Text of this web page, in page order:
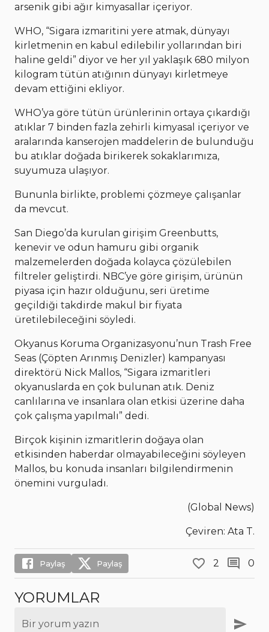
arsenik gibi ağır kimyasallar içeriyor.
WHO, “Sigara izmaritini yere atmak, dünyayı
kirletmenin en kabul edilebilir yollarından biri
haline geldi” diyor ve her yıl yaklaşık 680 milyon
kilogram tütün atığının dünyayı kirletmeye
devam ettiğini ekliyor.
WHO’ya göre tütün ürünlerinin ortaya çıkardığı
atıklar 7 binden fazla zehirli kimyasal içeriyor ve
aralarında kanserojen maddelerin de bulunduğu
bu atıklar doğada birikerek sokaklarımıza,
suyumuza ulaşıyor.
Bununla birlikte, problemi çözmeye çalışanlar
da mevcut.
San Diego’da kurulan girişim Greenbutts,
kenevir ve odun hamuru gibi organik
malzemelerden doğada kolayca çözülebilen
filtreler geliştirdi. NBC’ye göre girişim, ürünün
piyasa için hazır olduğunu, seri üretime
geçildiği takdirde makul bir fiyata
üretilebileceğini söyledi.
Okyanus Koruma Organizasyonu’nun Trash Free
Seas (Çöpten Arınmış Denizler) kampanyası
direktörü Nick Mallos, “Sigara izmaritleri
okyanuslarda en çok bulunan atık. Deniz
canlılarına ve insanlara olan etkisi üzerine daha
çok çalışma yapılmalı” dedi.
Birçok kişinin izmaritlerin doğaya olan
etkisinden haberdar olmayabileceğini söyleyen
Mallos, bu konuda insanları bilgilendirmenin
önemini vurguladı.
(Global News)
Çeviren: Ata T.
Paylaş Paylaş 2 0
YORUMLAR
Bir yorum yazın